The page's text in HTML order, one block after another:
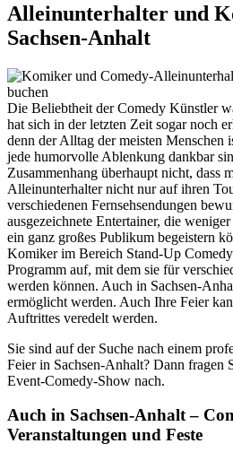
Alleinunterhalter und
Sachsen-Anhalt
Die Beliebtheit der Comedy Künstler
hat sich in der letzten Zeit sogar noch
denn der Alltag der meisten Menschen
jede humorvolle Ablenkung dankbar
Zusammenhang überhaupt nicht, dass
Alleinunterhalter nicht nur auf ihren
verschiedenen Fernsehsendungen
ausgezeichnete Entertainer, die
ein ganz großes Publikum begeistern
Komiker im Bereich Stand-Up
Programm auf, mit dem sie für
werden können. Auch in Sachsen-
ermöglicht werden. Auch Ihre Feier
Auftrittes veredelt werden.
Sie sind auf der Suche nach einem
Feier in Sachsen-Anhalt? Dann fragen
Event-Comedy-Show nach.
Auch in Sachsen-Anhalt –
Veranstaltungen und Feste